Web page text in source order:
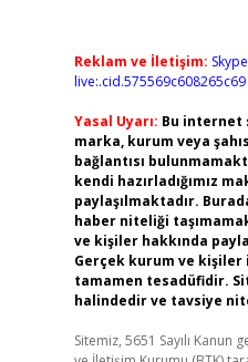
Reklam ve İletişim:
live:.cid.575569c608265c69
Yasal Uyarı: Bu internet
marka, kurum veya
bağlantısı
kendi hazırladığımız
paylaşılmaktadır.
haber niteliği
ve kişiler hakkında
Gerçek kurum ve
tamamen tesadüfidir.
halindedir ve tavsiye
Sitemiz, 5651 Sayılı